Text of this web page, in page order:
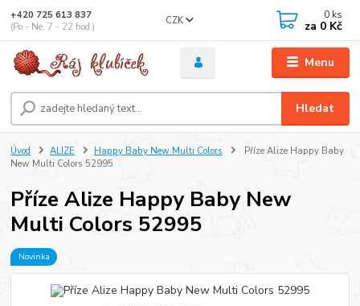
Menu
CZK
Hledat
+420 725 613 837
(Po - Ne, 7 - 22 hod.)
0 ks
za 0 Kč
Úvod ALIZE Happy Baby New Multi Colors
Příze Alize Happy Baby
New Multi Colors 52995
Příze Alize Happy Baby New
Multi Colors 52995
Novinka